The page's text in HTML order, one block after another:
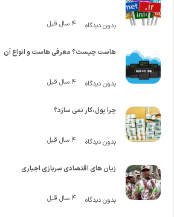
4 سال قبل بدون دیدگاه
هاست چیست؟ معرفی هاست و انواع آن
4 سال قبل بدون دیدگاه
چرا پول،کار نمی سازد؟
4 سال قبل بدون دیدگاه
زیان های اقتصادی سربازی اجباری
4 سال قبل بدون دیدگاه